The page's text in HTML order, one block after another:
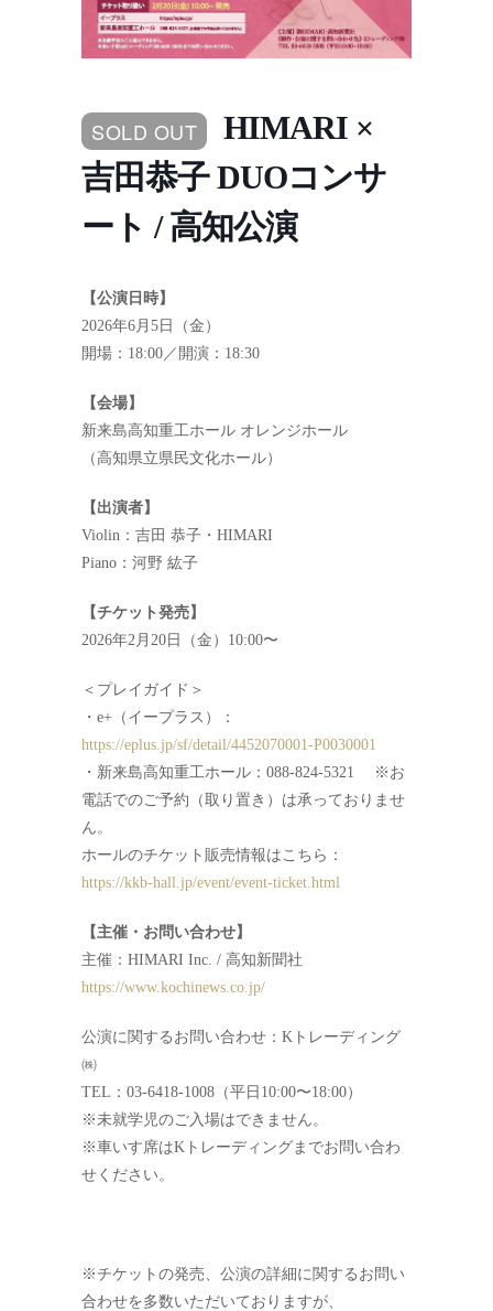
SOLD OUT
HIMARI ×
吉田恭子 DUOコンサ
ート / 高知公演
【公演日時】
2026年6月5日（金）
開場：18:00／開演：18:30
【会場】
新来島高知重工ホール オレンジホール
（高知県立県民文化ホール）
【出演者】
Violin：吉田 恭子・HIMARI
Piano：河野 紘子
【チケット発売】
2026年2月20日（金）10:00〜
＜プレイガイド＞
・e+（イープラス）：
https://eplus.jp/sf/detail/4452070001-P0030001
・新来島高知重工ホール：088-824-5321 ※お
電話でのご予約（取り置き）は承っておりませ
ん。
ホールのチケット販売情報はこちら：
https://kkb-hall.jp/event/event-ticket.html
【主催・お問い合わせ】
主催：HIMARI Inc. / 高知新聞社
https://www.kochinews.co.jp/
公演に関するお問い合わせ：Kトレーディング
㈱
TEL：03-6418-1008（平日10:00〜18:00）
※未就学児のご入場はできません。
※車いす席はKトレーディングまでお問い合わ
せください。
※チケットの発売、公演の詳細に関するお問い
合わせを多数いただいておりますが、